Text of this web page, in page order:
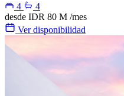
4
4
desde IDR 80 M /mes
Ver disponibilidad